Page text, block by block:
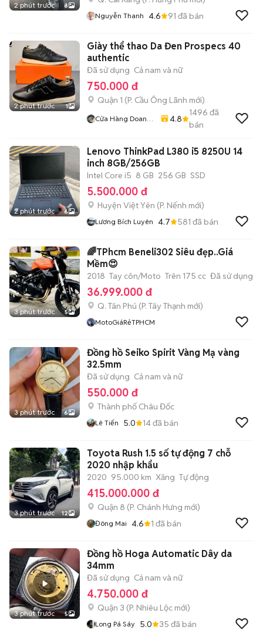
2 phút trước 8
Nguyễn Thanh 4.6 91 đã bán
2 phút trước 1
Giày thể thao Da Đen Prospecs 40
authentic
Đã sử dụng Cả nam và nữ
750.000 đ
Quận 1 (P. Cầu Ông Lãnh mới)
Cửa Hàng Doan
4.8
1496 đã
bán
2 phút trước 6
Lenovo ThinkPad L380 i5 8250U 14
inch 8GB/256GB
Intel Core i5 8 GB 256 GB SSD
5.500.000 đ
Huyện Việt Yên (P. Nếnh mới)
Lương Bích Luyên 4.7 581 đã bán
3 phút trước 5
🌈TPhcm Beneli302 Siêu đẹp..Giá
Mềm😍
2018 Tay côn/Moto Trên 175 cc Đã sử dụng
36.999.000 đ
Q. Tân Phú (P. Tây Thạnh mới)
MotoGiáRẻTPHCM
3 phút trước 6
Đồng hồ Seiko Spirit Vàng Mạ vàng
32.5mm
Đã sử dụng Cả nam và nữ
550.000 đ
Thành phố Châu Đốc
Lê Tiến 5.0 14đã bán
3 phút trước 12
Toyota Rush 1.5 số tự động 7 chỗ
2020 nhập khẩu
2020 95.000 km Xăng Tự động
415.000.000 đ
Quận 8 (P. Chánh Hưng mới)
Đông Mai 4.6 1 đã bán
3 phút trước 5
Đồng hồ Hoga Automatic Dây da
34mm
Đã sử dụng Cả nam và nữ
4.750.000 đ
Quận 3 (P. Nhiêu Lộc mới)
Long Pá Sáy 5.0 35 đã bán